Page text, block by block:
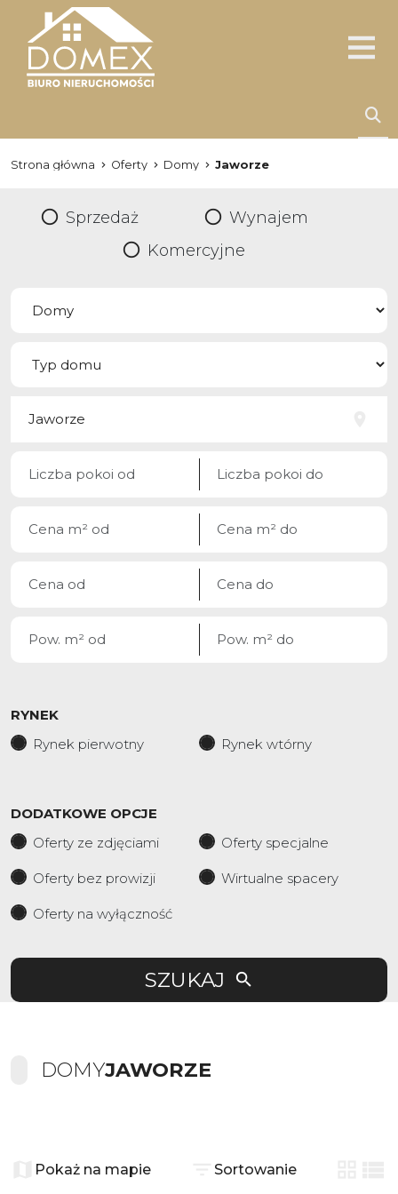
Strona główna Oferty Domy Jaworze
Sprzedaż
Wynajem
Komercyjne
RYNEK
Rynek pierwotny
Rynek wtórny
DODATKOWE OPCJE
Oferty ze zdjęciami
Oferty specjalne
Oferty bez prowizji Wirtualne spacery
Oferty na wyłączność
SZUKAJ
DOMYJAWORZE
−
Pokaż na mapie Sortowanie